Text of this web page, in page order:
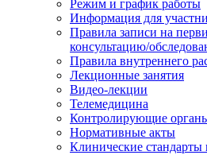
Режим и график работы
Информация для
Правила записи на
консультацию/
Правила внутреннего
Лекционные занятия
Видео-лекции
Телемедицина
Контролирующие
Нормативные акты
Клинические стандарты